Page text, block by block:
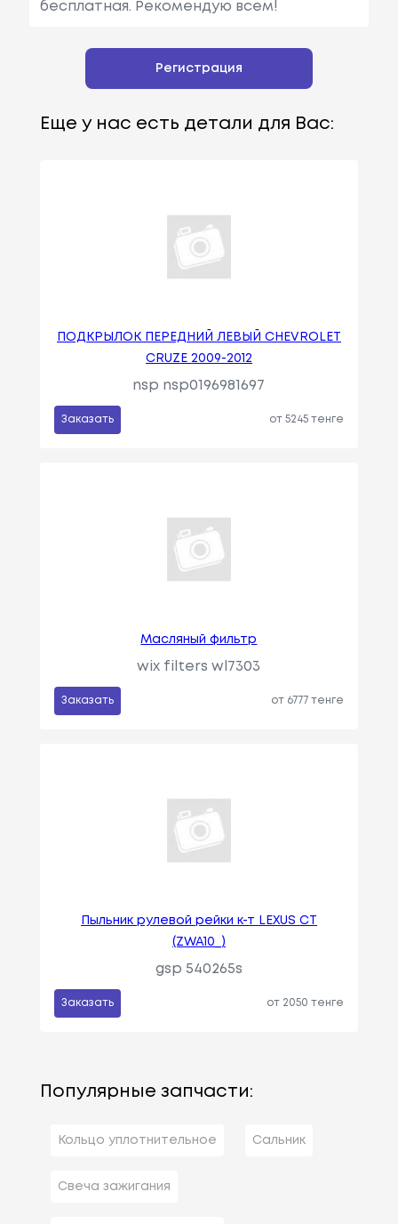
бесплатная. Рекомендую всем!
Регистрация
Еще у нас есть детали для Вас:
ПОДКРЫЛОК ПЕРЕДНИЙ ЛЕВЫЙ CHEVROLET
CRUZE 2009-2012
nsp nsp0196981697
Заказать от 5245 тенге
Масляный фильтр
wix filters wl7303
Заказать от 6777 тенге
Пыльник рулевой рейки к-т LEXUS CT
(ZWA10_)
gsp 540265s
Заказать от 2050 тенге
Популярные запчасти:
Кольцо уплотнительное Сальник
Свеча зажигания